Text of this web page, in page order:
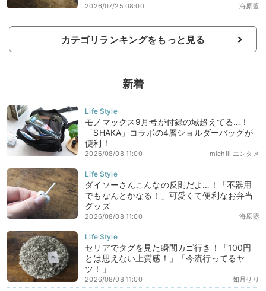
海原藍
2026/07/25 08:00
カテゴリランキングをもっと見る
新着
モノマックス9月号が付録の域超えてる…！
「SHAKA」コラボの4層ショルダーバッグが
便利！
michill エンタメ
2026/08/08 11:00
ダイソーさんこんなの反則だよ…！「不器用
でもなんとかなる！」可愛くて便利なお弁当
グッズ
海原藍
2026/08/08 11:00
セリアでタグを見た瞬間カゴ行き！「100円
とは思えない上質感！」「今流行ってるヤ
ツ！」
如月せり
2026/08/08 11:00